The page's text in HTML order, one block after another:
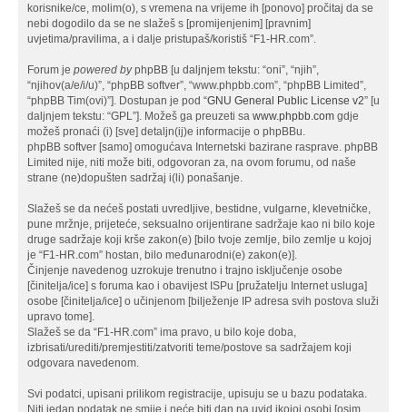
korisnike/ce, molim(o), s vremena na vrijeme ih [ponovo] pročitaj da se
nebi dogodilo da se ne slažeš s [promijenjenim] [pravnim]
uvjetima/pravilima, a i dalje pristupaš/koristiš “F1-HR.com”.
Forum je powered byphpBB [u daljnjem tekstu: “oni”, “njih”,
“njihov(a/e/i/u)”, “phpBB softver”, “www.phpbb.com”, “phpBB Limited”,
“phpBB Tim(ovi)”]. Dostupan je pod “GNU General Public License v2” [u
daljnjem tekstu: “GPL”]. Možeš ga preuzeti sa www.phpbb.com gdje
možeš pronaći (i) [sve] detaljn(ij)e informacije o phpBBu.
phpBB softver [samo] omogućava Internetski bazirane rasprave. phpBB
Limited nije, niti može biti, odgovoran za, na ovom forumu, od naše
strane (ne)dopušten sadržaj i(li) ponašanje.
Slažeš se da nećeš postati uvredljive, bestidne, vulgarne, klevetničke,
pune mržnje, prijeteće, seksualno orijentirane sadržaje kao ni bilo koje
druge sadržaje koji krše zakon(e) [bilo tvoje zemlje, bilo zemlje u kojoj
je “F1-HR.com” hostan, bilo međunarodni(e) zakon(e)].
Činjenje navedenog uzrokuje trenutno i trajno isključenje osobe
[činitelja/ice] s foruma kao i obavijest ISPu [pružatelju Internet usluga]
osobe [činitelja/ice] o učinjenom [bilježenje IP adresa svih postova služi
upravo tome].
Slažeš se da “F1-HR.com” ima pravo, u bilo koje doba,
izbrisati/urediti/premjestiti/zatvoriti teme/postove sa sadržajem koji
odgovara navedenom.
Svi podatci, upisani prilikom registracije, upisuju se u bazu podataka.
Niti jedan podatak ne smije i neće biti dan na uvid ikojoj osobi [osim